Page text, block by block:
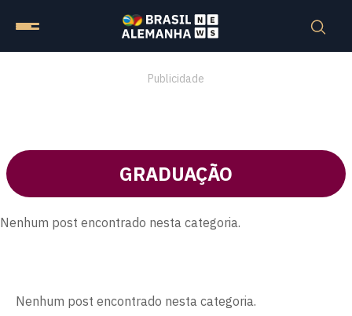
Publicidade
GRADUAÇÃO
Nenhum post encontrado nesta categoria.
Nenhum post encontrado nesta categoria.